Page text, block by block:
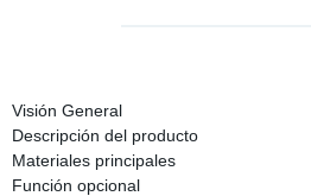
Visión General
Descripción del producto
Materiales principales
Función opcional